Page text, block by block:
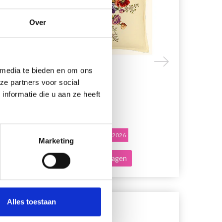
Over
te bieden en om ons
partners voor social
die u aan ze heeft
Marketing
Alles toestaan
FRANS ANEMONEN
Aanbieding verloopt 12/08/2026
Voeg toe aan winkelwagen